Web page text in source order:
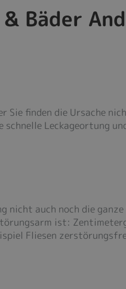
Bäder
Sie finden die Ursache
schnelle Leckageortung
nicht auch noch die
ist:
Fliesen